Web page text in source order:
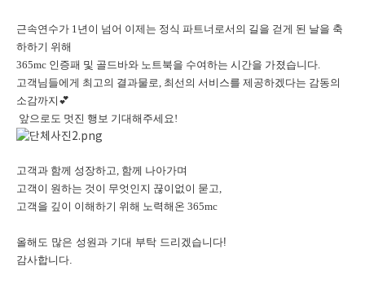
근속연수가 1년이 넘어 이제는 정식 파트너로서의 길을 걷게 된 날을 축
하하기 위해
365mc 인증패 및 골드바와 노트북을 수여하는 시간을 가졌습니다.
고객님들에게 최고의 결과물로, 최선의 서비스를 제공하겠다는 감동의
소감까지 💕
앞으로도 멋진 행보 기대해주세요!
고객과 함께 성장하고, 함께 나아가며
고객이 원하는 것이 무엇인지 끊이없이 묻고,
고객을 깊이 이해하기 위해 노력해온 365mc
올해도 많은 성원과 기대 부탁 드리겠습니다!
감사합니다.